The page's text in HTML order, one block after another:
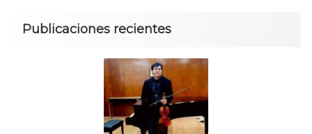
Publicaciones recientes